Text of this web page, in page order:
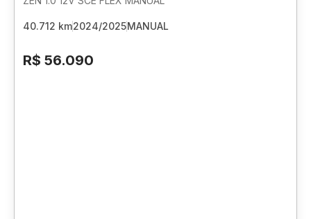
40.712 km2024/2025MANUAL
R$ 56.090